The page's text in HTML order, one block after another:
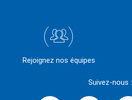
Suivez-nous :
Rejoignez nos équipes